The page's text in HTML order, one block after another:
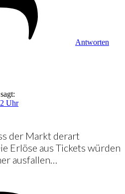
Antworten
sagt:
Uhr
der Markt derart
Erlöse aus Tickets würden
ausfallen…